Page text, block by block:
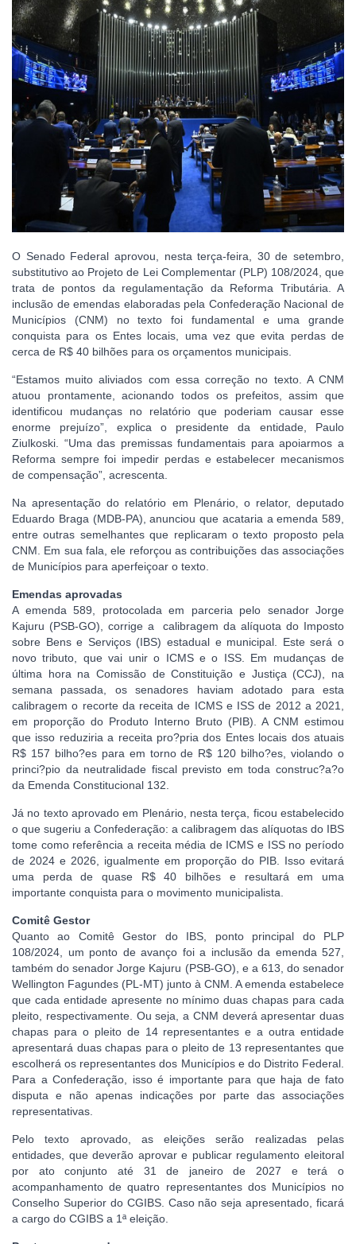
O Senado Federal aprovou, nesta terça-feira, 30 de setembro,
substitutivo ao Projeto de Lei Complementar (PLP) 108/2024, que
trata de pontos da regulamentação da Reforma Tributária. A
inclusão de emendas elaboradas pela Confederação Nacional de
Municípios (CNM) no texto foi fundamental e uma grande
conquista para os Entes locais, uma vez que evita perdas de
cerca de R$ 40 bilhões para os orçamentos municipais.
“Estamos muito aliviados com essa correção no texto. A CNM
atuou prontamente, acionando todos os prefeitos, assim que
identificou mudanças no relatório que poderiam causar esse
enorme prejuízo”, explica o presidente da entidade, Paulo
Ziulkoski. “Uma das premissas fundamentais para apoiarmos a
Reforma sempre foi impedir perdas e estabelecer mecanismos
de compensação”, acrescenta.
Na apresentação do relatório em Plenário, o relator, deputado
Eduardo Braga (MDB-PA), anunciou que acataria a emenda 589,
entre outras semelhantes que replicaram o texto proposto pela
CNM. Em sua fala, ele reforçou as contribuições das associações
de Municípios para aperfeiçoar o texto.
Emendas aprovadas
A emenda 589, protocolada em parceria pelo senador Jorge
Kajuru (PSB-GO), corrige a calibragem da alíquota do Imposto
sobre Bens e Serviços (IBS) estadual e municipal. Este será o
novo tributo, que vai unir o ICMS e o ISS. Em mudanças de
última hora na Comissão de Constituição e Justiça (CCJ), na
semana passada, os senadores haviam adotado para esta
calibragem o recorte da receita de ICMS e ISS de 2012 a 2021,
em proporção do Produto Interno Bruto (PIB). A CNM estimou
que isso reduziria a receita pro?pria dos Entes locais dos atuais
R$ 157 bilho?es para em torno de R$ 120 bilho?es, violando o
princi?pio da neutralidade fiscal previsto em toda construc?a?o
da Emenda Constitucional 132.
Já no texto aprovado em Plenário, nesta terça, ficou estabelecido
o que sugeriu a Confederação: a calibragem das alíquotas do IBS
tome como referência a receita média de ICMS e ISS no período
de 2024 e 2026, igualmente em proporção do PIB. Isso evitará
uma perda de quase R$ 40 bilhões e resultará em uma
importante conquista para o movimento municipalista.
Comitê Gestor
Quanto ao Comitê Gestor do IBS, ponto principal do PLP
108/2024, um ponto de avanço foi a inclusão da emenda 527,
também do senador Jorge Kajuru (PSB-GO), e a 613, do senador
Wellington Fagundes (PL-MT) junto à CNM. A emenda estabelece
que cada entidade apresente no mínimo duas chapas para cada
pleito, respectivamente. Ou seja, a CNM deverá apresentar duas
chapas para o pleito de 14 representantes e a outra entidade
apresentará duas chapas para o pleito de 13 representantes que
escolherá os representantes dos Municípios e do Distrito Federal.
Para a Confederação, isso é importante para que haja de fato
disputa e não apenas indicações por parte das associações
representativas.
Pelo texto aprovado, as eleições serão realizadas pelas
entidades, que deverão aprovar e publicar regulamento eleitoral
por ato conjunto até 31 de janeiro de 2027 e terá o
acompanhamento de quatro representantes dos Municípios no
Conselho Superior do CGIBS. Caso não seja apresentado, ficará
a cargo do CGIBS a 1ª eleição.